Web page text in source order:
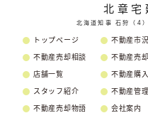
北章宅
北海道知事 石狩（4
トップページ
不動産売却相談
店舗一覧
スタッフ紹介
不動産売却物語
不動産市況
不動産売
不動産購入
不動産管
会社案内